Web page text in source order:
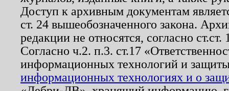
Доступ к архивным документам
ст. 24 вышеобозначенного закона.
редакции не относятся, согласно
Согласно ч.2. п.3. ст.17
информационных технологий и
информационных технологиях и о